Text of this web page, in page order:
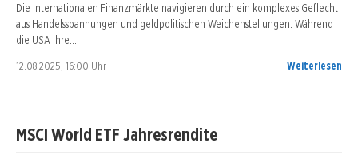
Die internationalen Finanzmärkte navigieren durch ein komplexes Geflecht
aus Handelsspannungen und geldpolitischen Weichenstellungen. Während
die USA ihre…
12.08.2025, 16:00 Uhr Weiterlesen
MSCI World ETF Jahresrendite